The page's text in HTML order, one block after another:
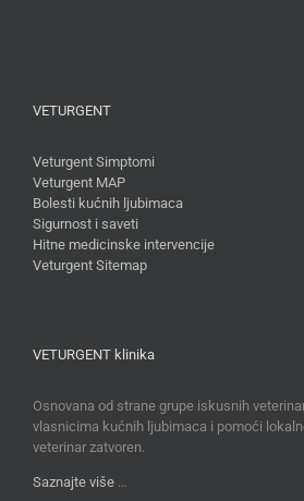
VETURGENT
Veturgent Simptomi
Veturgent MAP
Bolesti kućnih ljubimaca
Sigurnost i saveti
Hitne medicinske intervencije
Veturgent Sitemap
VETURGENT klinika
Osnovana od strane grupe iskusnih
vlasnicima kućnih ljubimaca i pomoći
veterinar zatvoren.
Saznajte više …